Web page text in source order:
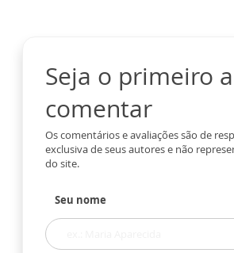
Seja o primeiro a
comentar
Os comentários e avaliações são de
exclusiva de seus autores e não
do site.
Seu nome